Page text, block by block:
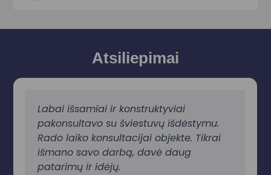
Atsiliepimai
Labai išsamiai ir konstruktyviai
pakonsultavo su šviestuvų išdėstymu.
Rado laiko konsultacijai objekte. Tikrai
išmano savo darbą, davė daug
patarimų ir idėjų.